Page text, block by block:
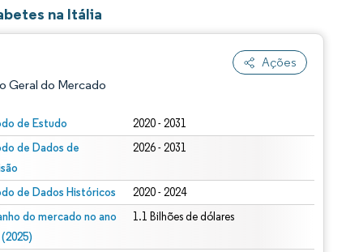
na Itália
Ações
Geral do Mercado
de Estudo 2020 - 2031
de Dados de
2026 - 2031
de Dados Históricos 2020 - 2024
do mercado no ano
1.1 Bilhões de dólares
CC BY 4.0.